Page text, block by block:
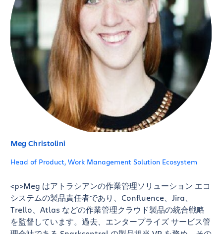
Meg Christolini
Head of Product, Work Management Solution Ecosystem
<p>Meg はアトラシアンの作業管理ソリューション エコ
システムの製品責任者であり、Confluence、Jira、
Trello、Atlas などの作業管理クラウド製品の統合戦略
を監督しています。過去、エンタープライズ サービス管